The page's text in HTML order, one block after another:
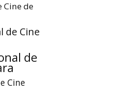
Cine de
de Cine
de
Cine